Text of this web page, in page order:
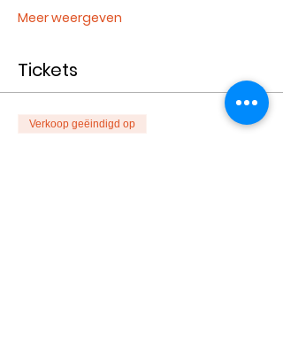
Meer weergeven
Tickets
Verkoop geëindigd op